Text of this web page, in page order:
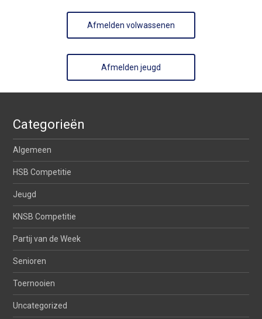
Afmelden volwassenen
Afmelden jeugd
Categorieën
Algemeen
HSB Competitie
Jeugd
KNSB Competitie
Partij van de Week
Senioren
Toernooien
Uncategorized